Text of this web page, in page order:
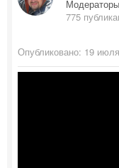
Модераторы
775
Опубликовано: 19